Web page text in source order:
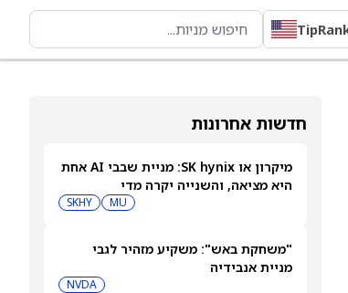
חדשות אחרונות
מיקרון או SK hynix: מניית שבבי AI אחת
היא מציאה, והשנייה יקרה מדי
MU
SKHY
"משחקת באש": משקיע מזהיר לגבי
מניית אנבידיה
NVDA